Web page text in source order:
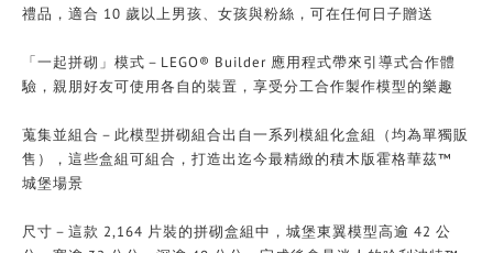
禮品，適合 10 歲以上男孩、女孩與粉絲，可在任何日子贈送
「一起拼砌」模式－LEGO® Builder 應用程式帶來引導式合作體
驗，親朋好友可使用各自的裝置，享受分工合作製作模型的樂趣
蒐集並組合－此模型拼砌組合出自一系列模組化盒組（均為單獨販
售），這些盒組可組合，打造出迄今最精緻的積木版霍格華茲™
城堡場景
尺寸－這款 2,164 片裝的拼砌盒組中，城堡東翼模型高逾 42 公